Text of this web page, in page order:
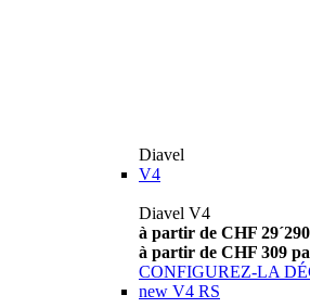
Diavel
V4
Diavel V4
à partir de CHF 29´290
à partir de CHF 309
CONFIGUREZ-LA
new V4 RS